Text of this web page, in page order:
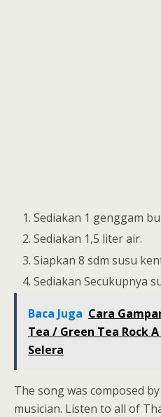
Sediakan 1 genggam
Sediakan 1,5 liter air.
Siapkan 8 sdm susu
Sediakan Secukupnya
Baca Juga Cara
Tea / Green Tea Rock
Selera
The song was composed
musician. Listen to all of